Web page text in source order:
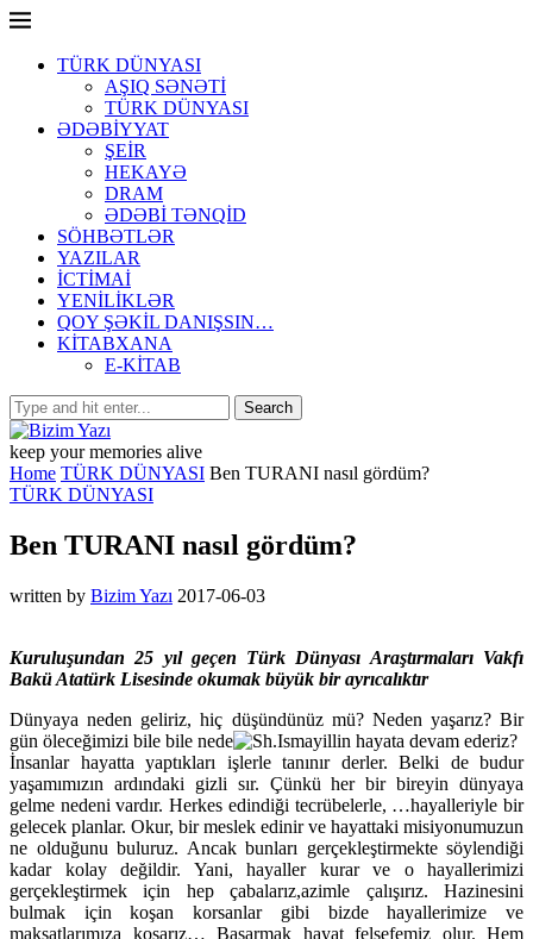
TÜRK DÜNYASI
AŞIQ SƏNƏTİ
TÜRK DÜNYASI
ƏDƏBİYYAT
ŞEİR
HEKAYƏ
DRAM
ƏDƏBİ TƏNQİD
SÖHBƏTLƏR
YAZILAR
İCTİMAİ
YENİLİKLƏR
QOY ŞƏKİL DANIŞSIN…
KİTABXANA
E-KİTAB
keep your memories alive
Home TÜRK DÜNYASI Ben TURANI nasıl gördüm?
TÜRK DÜNYASI
Ben TURANI nasıl gördüm?
written by Bizim Yazı 2017-06-03
Kuruluşundan 25 yıl geçen Türk Dünyası Araştırmaları Vakfı
Bakü Atatürk Lisesinde okumak büyük bir ayrıcalıktır
Dünyaya neden geliriz, hiç düşündünüz mü? Neden yaşarız? Bir
gün öleceğimizi bile bile nede
n hayata devam ederiz?
İnsanlar hayatta yaptıkları işlerle tanınır derler. Belki de budur
yaşamımızın ardındaki gizli sır. Çünkü her bir bireyin dünyaya
gelme nedeni vardır. Herkes edindiği tecrübelerle, …hayalleriyle bir
gelecek planlar. Okur, bir meslek edinir ve hayattaki misiyonumuzun
ne olduğunu buluruz. Ancak bunları gerçekleştirmekte söylendiği
kadar kolay değildir. Yani, hayaller kurar ve o hayallerimizi
gerçekleştirmek için hep çabalarız,azimle çalışırız. Hazinesini
bulmak için koşan korsanlar gibi bizde hayallerimize ve
maksatlarımıza koşarız… Başarmak hayat felsefemiz olur. Hem